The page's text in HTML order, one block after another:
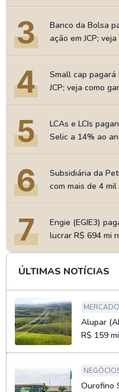
3
Banco da Bolsa
ação em JCP;
4
Small cap pagará
JCP; veja como
5
LCAs e LCIs
Selic a 14% ao
6
Subsidiária da
com mais de 4
7
Engie (EGIE3)
lucrar R$ 694 mi
ÚLTIMAS NOTÍCIAS
MERCADO
Alupar
R$ 159
Ourofino